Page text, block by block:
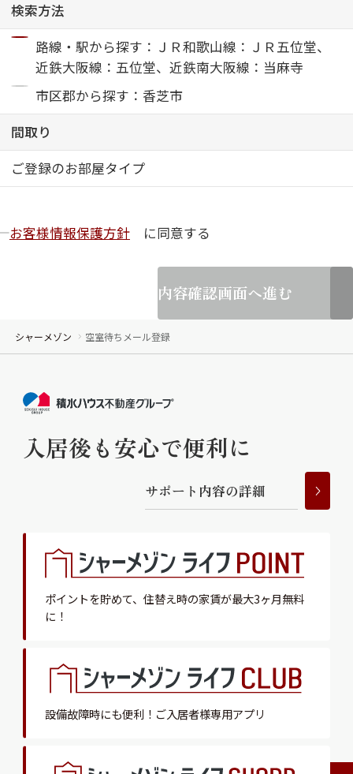
ShaMaison STYLE
シャーメゾンショップを探す
らくらく内見
シャーメゾンライフサポート
お問い合わせ・よくある質問
検索方法
路線・駅から探す：ＪＲ和歌山線：ＪＲ五位堂、
近鉄大阪線：五位堂、近鉄南大阪線：当麻寺
市区郡から探す：香芝市
間取り
ご登録のお部屋タイプ
お客様情報保護方針 に同意する
内容確認画面へ進む
シャーメゾン 空室待ちメール登録
入居後も安心で便利に
サポー ト 内容の詳細
ポイントを貯めて、 住替え時の家賃が最大3ヶ月無料
に！
設備故障時にも便利！ ご入居者様専用アプリ